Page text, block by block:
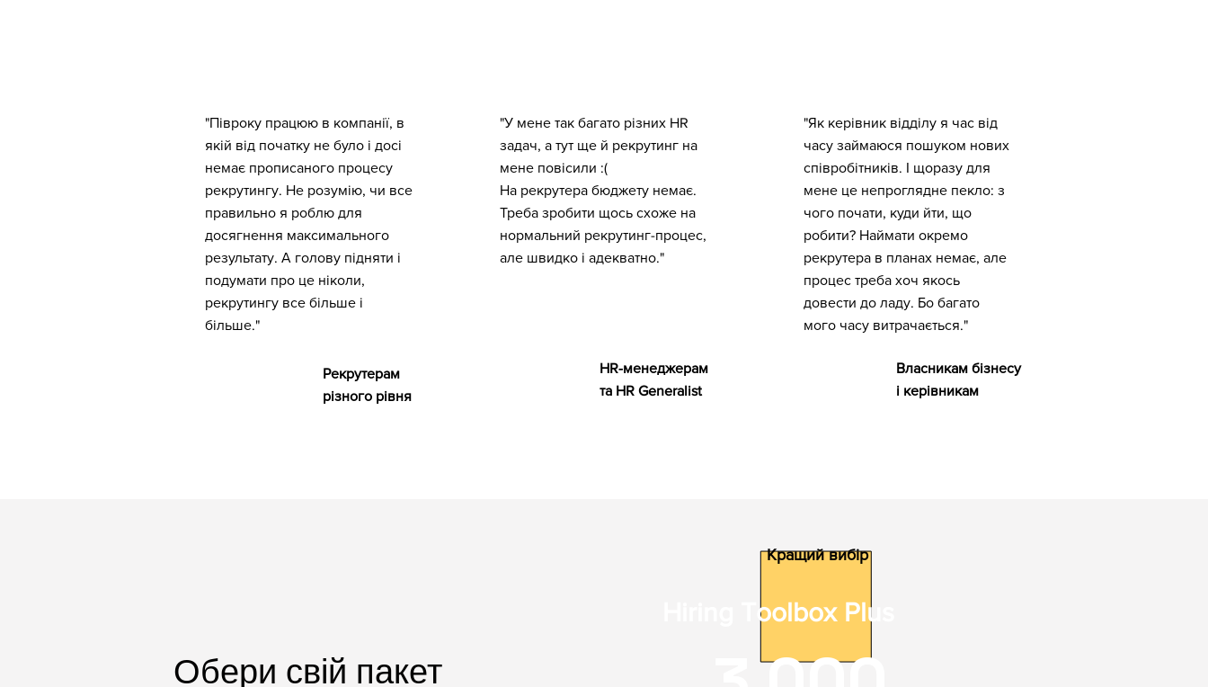
"Півроку працюю в компанії, в
якій від початку не було і досі
немає прописаного процесу
рекрутингу. Не розумію, чи все
правильно я роблю для
досягнення максимального
результату. А голову підняти і
подумати про це ніколи,
рекрутингу все більше і
більше."
Рекрутерам
різного рівня
"У мене так багато різних HR
задач, а тут ще й рекрутинг на
мене повісили :(
На рекрутера бюджету немає.
Треба зробити щось схоже на
нормальний рекрутинг-процес,
але швидко і адекватно."
HR-менеджерам
та HR Generalist
"Як керівник відділу я час від
часу займаюся пошуком нових
співробітників. І щоразу для
мене це непроглядне пекло: з
чого почати, куди йти, що
робити? Наймати окремо
рекрутера в планах немає, але
процес треба хоч якось
довести до ладу. Бо багато
мого часу витрачається."
Власникам бізнесу
і керівникам
Обери свій пакет
Кращий вибір
Hiring Toolbox Plus